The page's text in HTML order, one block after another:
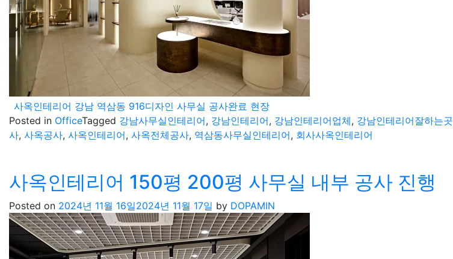
사옥인테리어 강남 역삼동 916디자인 사무실 공사완료 현장
Posted in OfficeTagged 강남사무실인테리어, 강남인테리어, 강남인테리어업체, 강남인테리어잘하는곳
사, 사옥공사, 사옥인테리어, 사옥전체공사, 역삼동사무실인테리어, 회사사옥인테리어
사옥인테리어 150평 200평 사무실 내부 공사 진행
Posted on 2024년 11월 16일2024년 11월 17일 by DOPAMIN